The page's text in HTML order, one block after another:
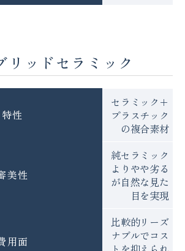
リッドセラミック
特性
セラミック＋
プラスチック
の複合素材
美性
純セラミック
よりやや劣る
が自然な見た
目を実現
用面
比較的リーズ
ナブルでコス